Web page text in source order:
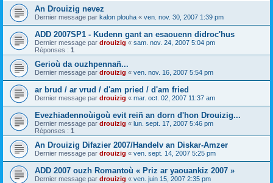
An Drouizig nevez
Dernier message par kalon plouha « ven. nov. 30, 2007 1:39 pm
ADD 2007SP1 - Kudenn gant an esaouenn didroc'hus
Dernier message par drouizig « sam. nov. 24, 2007 5:04 pm
Réponses : 1
Gerioù da ouzhpennañ...
Dernier message par drouizig « ven. nov. 16, 2007 5:54 pm
ar brud / ar vrud / d'am pried / d'am fried
Dernier message par drouizig « mar. oct. 02, 2007 11:37 am
Evezhiadennoùigoù evit reiñ an dorn d'hon Drouizig...
Dernier message par drouizig « lun. sept. 17, 2007 5:46 pm
Réponses : 1
An Drouizig Difazier 2007/Handelv an Diskar-Amzer
Dernier message par drouizig « ven. sept. 14, 2007 5:25 pm
ADD 2007 ouzh Romantoù « Priz ar yaouankiz 2007 »
Dernier message par drouizig « ven. juin 15, 2007 2:35 pm